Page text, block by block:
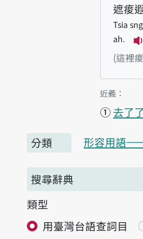
遮痠
Tsia
ah.
(這裡
第1項釋義的
近義：
① 去了
分類 形容用語
搜尋辭典
類型
用臺灣台語查詞目